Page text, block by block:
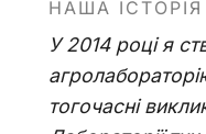
НАША ІСТОРІЯ
У 2014 році я
тогочасні